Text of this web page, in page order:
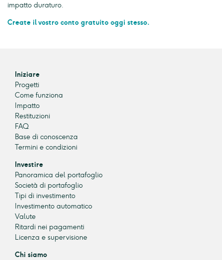
impatto duraturo.
Create il vostro conto gratuito oggi stesso.
Iniziare
Progetti
Come funziona
Impatto
Restituzioni
FAQ
Base di conoscenza
Termini e condizioni
Investire
Panoramica del portafoglio
Società di portafoglio
Tipi di investimento
Investimento automatico
Valute
Ritardi nei pagamenti
Licenza e supervisione
Chi siamo